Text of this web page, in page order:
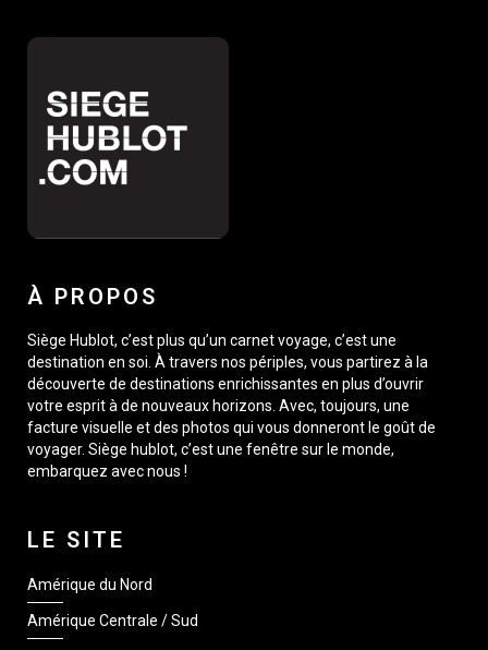
À PROPOS
Siège Hublot, c’est plus qu’un carnet voyage, c’est une
destination en soi. À travers nos périples, vous partirez à la
découverte de destinations enrichissantes en plus d’ouvrir
votre esprit à de nouveaux horizons. Avec, toujours, une
facture visuelle et des photos qui vous donneront le goût de
voyager. Siège hublot, c’est une fenêtre sur le monde,
embarquez avec nous !
LE SITE
Amérique du Nord
Amérique Centrale / Sud